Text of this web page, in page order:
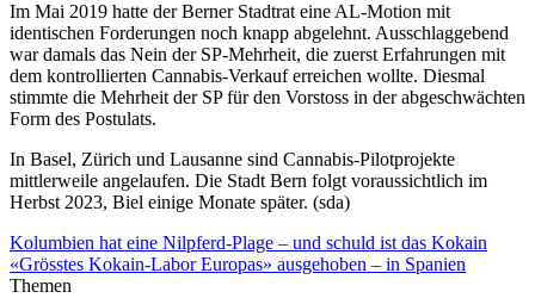
Im Mai 2019 hatte der Berner Stadtrat eine AL-Motion mit
identischen Forderungen noch knapp abgelehnt. Ausschlaggebend
war damals das Nein der SP-Mehrheit, die zuerst Erfahrungen mit
dem kontrollierten Cannabis-Verkauf erreichen wollte. Diesmal
stimmte die Mehrheit der SP für den Vorstoss in der abgeschwächten
Form des Postulats.
In Basel, Zürich und Lausanne sind Cannabis-Pilotprojekte
mittlerweile angelaufen. Die Stadt Bern folgt voraussichtlich im
Herbst 2023, Biel einige Monate später. (sda)
Kolumbien hat eine Nilpferd-Plage – und schuld ist das Kokain
«Grösstes Kokain-Labor Europas» ausgehoben – in Spanien
Themen